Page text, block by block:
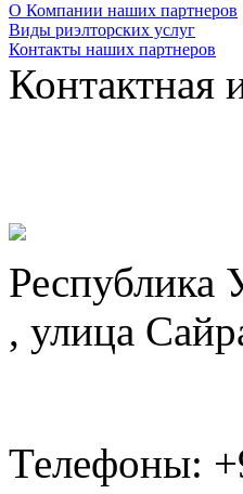
О Компании наших партнеров
Виды риэлторских услуг
Контакты наших партнеров
Контактная
Республика
, улица
Телефоны: